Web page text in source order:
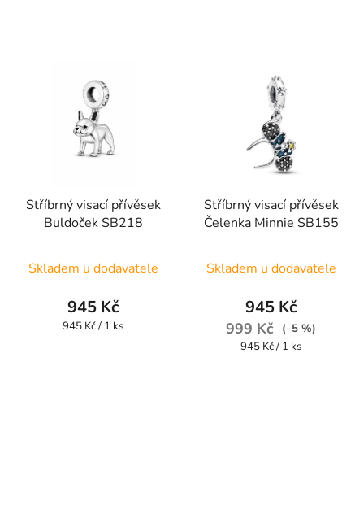
hvězdiček.
Stříbrný visací přívěsek
Buldoček SB218
Skladem u dodavatele
945 Kč
Měrná
945 Kč / 1 ks
Stříbrný visací přívěsek
Čelenka Minnie SB155
Skladem u dodavatele
945 Kč
999 Kč
(–5 %)
Měrná
945 Kč / 1 ks